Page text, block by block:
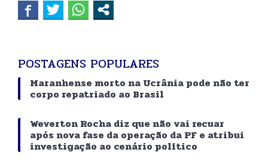
POSTAGENS POPULARES
Maranhense morto na Ucrânia pode não ter
corpo repatriado ao Brasil
Weverton Rocha diz que não vai recuar
após nova fase da operação da PF e atribui
investigação ao cenário político